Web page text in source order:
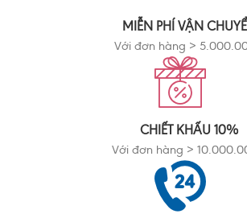
MIỄN PHÍ VẬN
Với đơn hàng >
CHIẾT KHẤU 10%
Với đơn hàng >